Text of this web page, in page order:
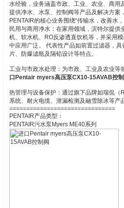
水经验，业务涵盖市政、工业、农业、商
提供净水、水泵、控制阀等产品及解决方
PENTAIR的核心业务围绕“传输水，改善水
民用与商用净水‌：在家用领域，滨特尔提
机、软水机、RO反渗透直饮机等，并采用
中应用广泛。‌‌ 代表性产品如前置过滤器，
片、防爆滤瓶及隔铅设计等特点。‌‌
工业与市政水处理‌：为市政、工业及农业
口Pentair myers高压泵CX10-15AVAB控
热管理与设备保护‌：通过旗下品牌如瑞侃
系统、耐火电缆、泄漏检测及融雪除冰等产
===============================
PENTAIR产品类型：
PENTAIR污水泵Myers ME40系列